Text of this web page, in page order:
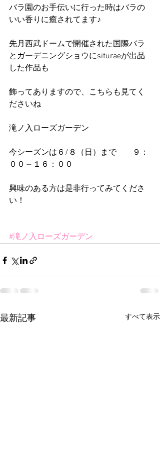
バラ園のお手伝いに行った時はバラの
いい香りに癒されてます♪
先月西武ドームで開催された国際バラ
とガーデニングショウにsituraeが出品
した作品も
飾ってありますので、こちらも見てく
ださいね
滝ノ入ローズガーデン
今シーズンは６/８（日）まで　　９：
００～１６：００
興味のある方は是非行ってみてくださ
い！
#滝ノ入ローズガーデン
最新記事 すべて表示